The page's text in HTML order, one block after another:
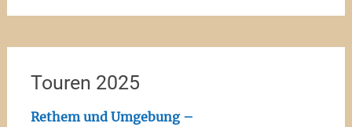
Touren 2025
Rethem und Umgebung –